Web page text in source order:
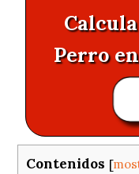
Perro
Contenidos [